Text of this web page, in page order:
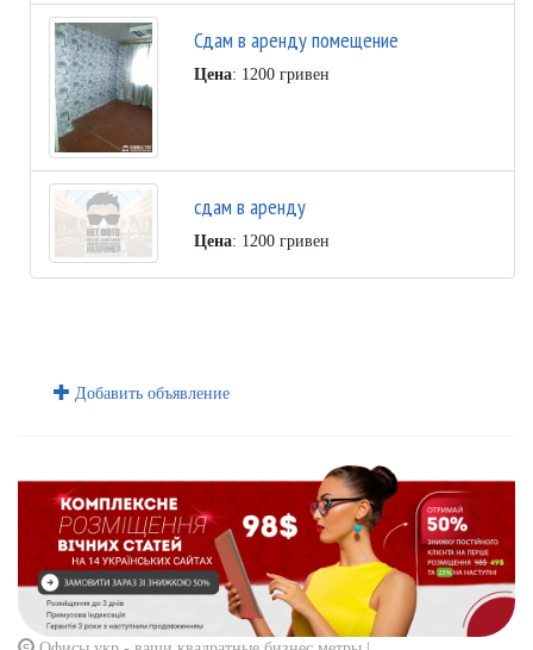
Сдам в аренду помещение
Цена: 1200 гривен
сдам в аренду
Цена: 1200 гривен
Добавить объявление